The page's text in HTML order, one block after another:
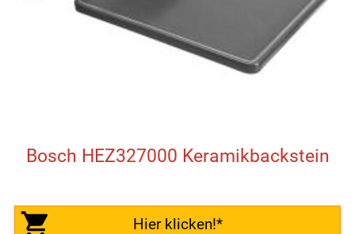
Bosch HEZ327000 Keramikbackstein
Hier klicken!*